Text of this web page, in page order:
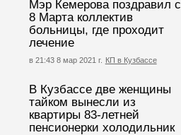
Мэр Кемерова поздравил с
8 Марта коллектив
больницы, где проходит
лечение
в 21:43 8 мар 2021 г. КП в Кузбассе
В Кузбассе две женщины
тайком вынесли из
квартиры 83-летней
пенсионерки холодильник